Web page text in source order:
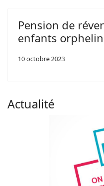
Pension de
enfants
10 octobre 2023
Actualité